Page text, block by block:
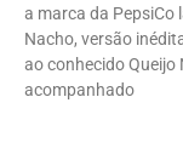
a marca da PepsiCo
Nacho, versão
ao conhecido Queijo
acompanhado